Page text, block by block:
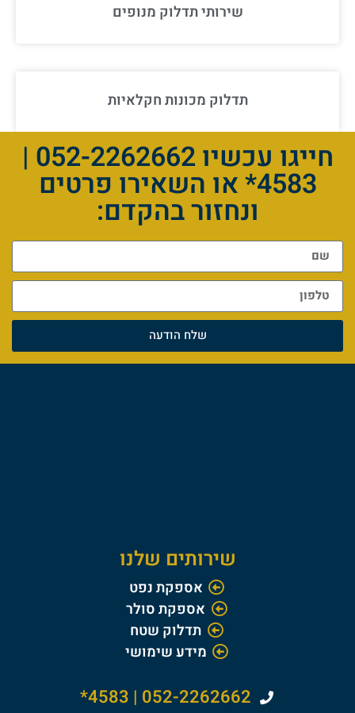
שירותי תדלוק מנופים
תדלוק מכונות חקלאיות
חייגו עכשיו 052-2262662 |
4583* או השאירו פרטים
ונחזור בהקדם:
שלח הודעה
שירותים שלנו
אספקת נפט
אספקת סולר
תדלוק שטח
מידע שימושי
052-2262662 | 4583*